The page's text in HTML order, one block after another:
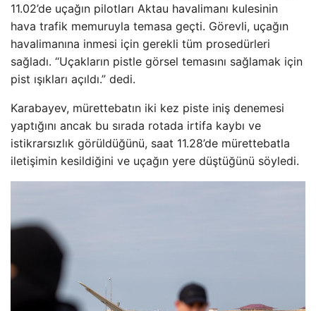
11.02’de uçağın pilotları Aktau havalimanı kulesinin
hava trafik memuruyla temasa geçti. Görevli, uçağın
havalimanına inmesi için gerekli tüm prosedürleri
sağladı. “Uçakların pistle görsel temasını sağlamak için
pist ışıkları açıldı.” dedi.
Karabayev, mürettebatın iki kez piste iniş denemesi
yaptığını ancak bu sırada rotada irtifa kaybı ve
istikrarsızlık görüldüğünü, saat 11.28’de mürettebatla
iletişimin kesildiğini ve uçağın yere düştüğünü söyledi.